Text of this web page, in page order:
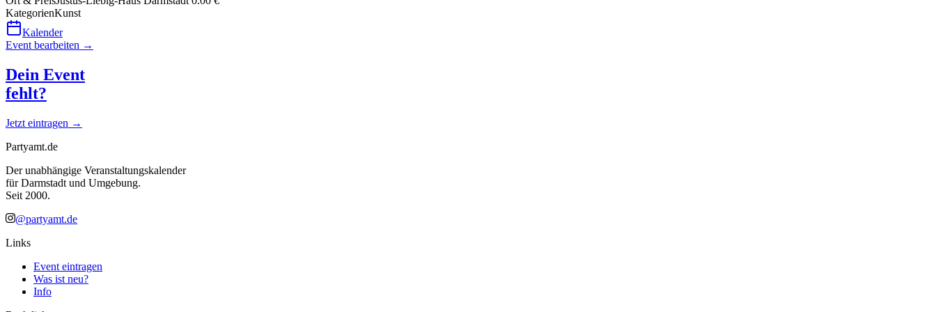
KategorienKunst
Kalender
Event bearbeiten →
Dein Event
fehlt?
Jetzt eintragen →
Partyamt.de
Der unabhängige Veranstaltungskalender
für Darmstadt und Umgebung.
Seit 2000.
@partyamt.de
Links
Event eintragen
Was ist neu?
Info